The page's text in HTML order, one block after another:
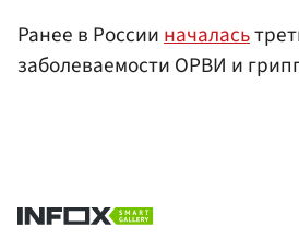
Ранее в Россииначалась
заболеваемости ОРВИ и